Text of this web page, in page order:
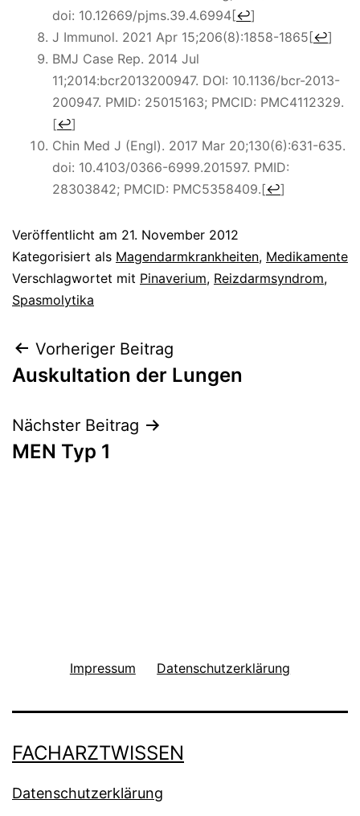
doi: 10.12669/pjms.39.4.6994[↩]
J Immunol. 2021 Apr 15;206(8):1858-1865[↩]
BMJ Case Rep. 2014 Jul
11;2014:bcr2013200947. DOI: 10.1136/bcr-2013-
200947. PMID: 25015163; PMCID: PMC4112329.
[↩]
Chin Med J (Engl). 2017 Mar 20;130(6):631-635.
doi: 10.4103/0366-6999.201597. PMID:
28303842; PMCID: PMC5358409.[↩]
Veröffentlicht am 21. November 2012
Kategorisiert als Magendarmkrankheiten, Medikamente
Verschlagwortet mit Pinaverium, Reizdarmsyndrom,
Spasmolytika
Beitragsnavigation
Vorheriger Beitrag
Auskultation der Lungen
Nächster Beitrag
MEN Typ 1
Impressum Datenschutzerklärung
FACHARZTWISSEN
Datenschutzerklärung